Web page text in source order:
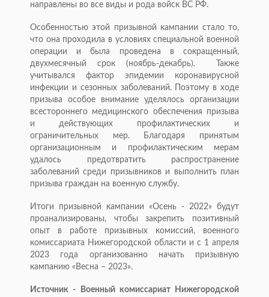
направлены во все виды и рода войск ВС РФ.
Особенностью этой призывной кампании стало то,
что она проходила в условиях специальной военной
операции и была проведена в сокращенный,
двухмесячный срок (ноябрь-декабрь). Также
учитывался фактор эпидемии коронавирусной
инфекции и сезонных заболеваний. Поэтому в ходе
призыва особое внимание уделялось организации
всестороннего медицинского обеспечения призыва
и действующих профилактических и
ограничительных мер. Благодаря принятым
организационным и профилактическим мерам
удалось предотвратить распространение
заболеваний среди призывников и выполнить план
призыва граждан на военную службу.
Итоги призывной кампании «Осень - 2022» будут
проанализированы, чтобы закрепить позитивный
опыт в работе призывных комиссий, военного
комиссариата Нижегородской области и с 1 апреля
2023 года организованно начать призывную
кампанию «Весна – 2023».
Источник - Военный комиссариат Нижегородской